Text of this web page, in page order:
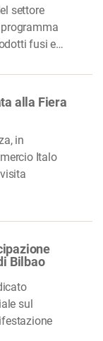
settore
fusi e…
alla Fiera
in
Italo
Bilbao
sul